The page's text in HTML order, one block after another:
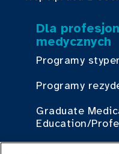
Dla
medycznych
Programy
Programy
Graduate
Education/